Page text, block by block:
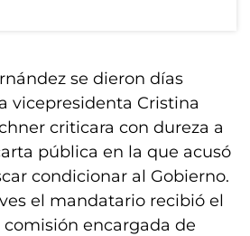
se dieron días
vicepresidenta Cristina
criticara con dureza a
pública en la que acusó
condicionar al Gobierno.
el mandatario recibió el
encargada de